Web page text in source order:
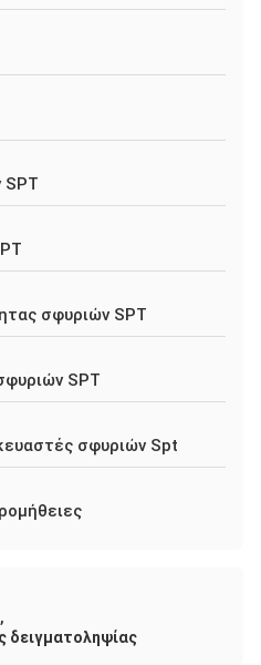
SPT
σφυριών SPT
SPT
σφυριών Spt
,
δειγματοληψίας